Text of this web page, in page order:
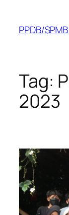
content
PPDB/
Tag:
2023